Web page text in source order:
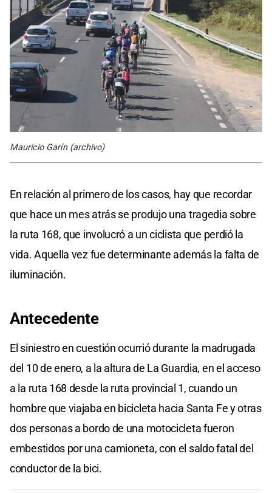
Mauricio Garín (archivo)
En relación al primero de los casos, hay que recordar
que hace un mes atrás se produjo una tragedia sobre
la ruta 168, que involucró a un ciclista que perdió la
vida. Aquella vez fue determinante además la falta de
iluminación.
Antecedente
El siniestro en cuestión ocurrió durante la madrugada
del 10 de enero, a la altura de La Guardia, en el acceso
a la ruta 168 desde la ruta provincial 1, cuando un
hombre que viajaba en bicicleta hacia Santa Fe y otras
dos personas a bordo de una motocicleta fueron
embestidos por una camioneta, con el saldo fatal del
conductor de la bici.